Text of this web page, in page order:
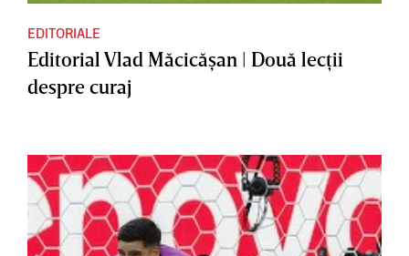
EDITORIALE
Editorial Vlad Măcicăşan | Două lecţii
despre curaj